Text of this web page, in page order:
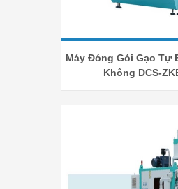
Máy Đóng Gói Gạo Tự
Không DCS-